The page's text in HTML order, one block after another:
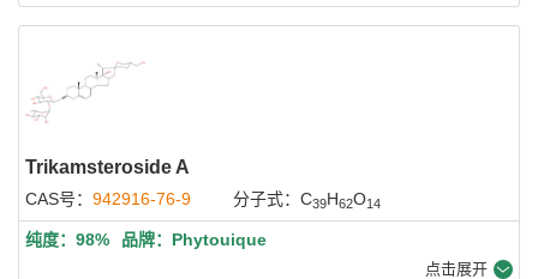
Trikamsteroside A
CAS号： 942916-76-9 分子式：C39H62O14
纯度：98% 品牌：Phytouique
点击展开